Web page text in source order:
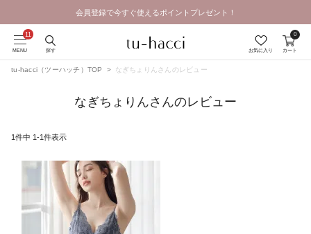
会員登録で今すぐ使えるポイントプレゼント！
MENU 探す お気に入り カート
0
tu-hacci（ツーハッチ）TOP なぎちょりんさんのレビュー
なぎちょりんさんのレビュー
1件中 1-1件表示